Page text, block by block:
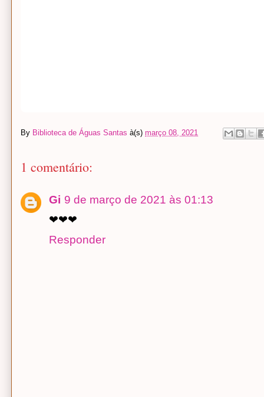
By Biblioteca de Águas Santas à(s) março 08, 2021
1 comentário:
Gi 9 de março de 2021 às 01:13
❤❤❤
Responder